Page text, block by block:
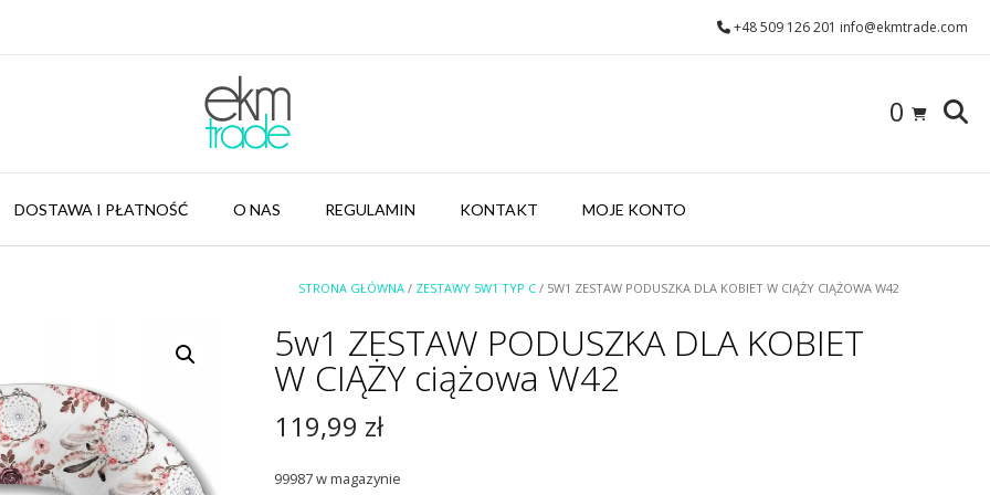
+48 509 126 201 info@ekmtrade.com
0
DOSTAWA I PŁATNOŚĆ O NAS REGULAMIN KONTAKT MOJE KONTO
STRONA GŁÓWNA / ZESTAWY 5W1 TYP C / 5W1 ZESTAW PODUSZKA DLA KOBIET W CIĄŻY CIĄŻOWA W42
5w1 ZESTAW PODUSZKA DLA KOBIET
W CIĄŻY ciążowa W42
119,99 zł
99987 w magazynie